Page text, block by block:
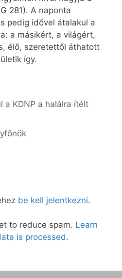
281). A naponta
pedig idővel átalakul a
a másikért, a világért,
élő, szeretettől áthatott
így.
a KDNP a halálra ítélt
be kell jelentkezni.
to reduce spam. Learn
is processed.